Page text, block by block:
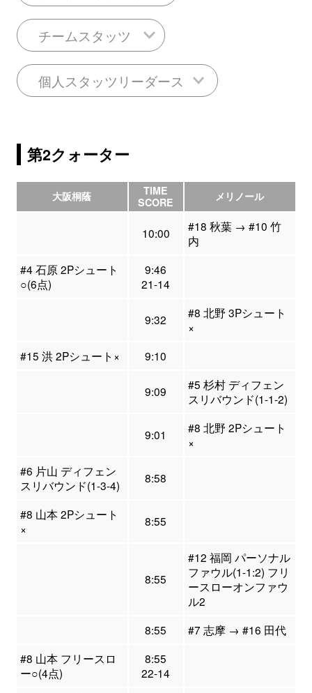
チームスタッツ
個人スタッツリーダース
第2クォーター
大阪桐蔭
TIME
SCORE
メリノール
10:00
#18 秋葉 → #10 竹
内
#4 石原 2Pシュート
○(6点)
9:46
21-14
9:32
#8 北野 3Pシュート
×
#15 洪 2Pシュート×
9:10
9:09
#5 杉村 ディフェン
スリバウンド(1-1-2)
9:01
#8 北野 2Pシュート
×
#6 片山 ディフェン
スリバウンド(1-3-4)
8:58
#8 山本 2Pシュート
×
8:55
8:55
#12 福岡 パーソナル
ファウル(1-1:2) フリ
ースローオンファウ
ル2
8:55
#7 志摩 → #16 田代
#8 山本 フリースロ
ー○(4点)
8:55
22-14